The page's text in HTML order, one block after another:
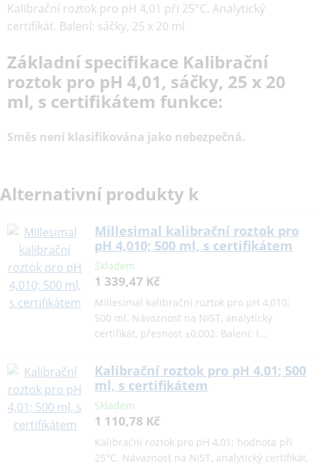
Kalibrační roztok pro pH 4,01 při 25°C. Analytický
certifikát. Balení: sáčky, 25 x 20 ml
Základní specifikace Kalibrační
roztok pro pH 4,01, sáčky, 25 x 20
ml, s certifikátem funkce:
Směs není klasifikována jako nebezpečná.
Alternativní produkty k
Millesimal kalibrační roztok pro
pH 4,010; 500 ml, s certifikátem
Skladem
1 339,47 Kč
Millesimal kalibrační roztok pro pH 4,010;
500 ml. Návaznost na NIST, analytický
certifikát, přesnost ±0,002. Balení: l…
Kalibrační roztok pro pH 4,01; 500
ml, s certifikátem
Skladem
1 110,78 Kč
Kalibrační roztok pro pH 4,01; hodnota při
25°C. Návaznost na NIST, analytický certifikát,